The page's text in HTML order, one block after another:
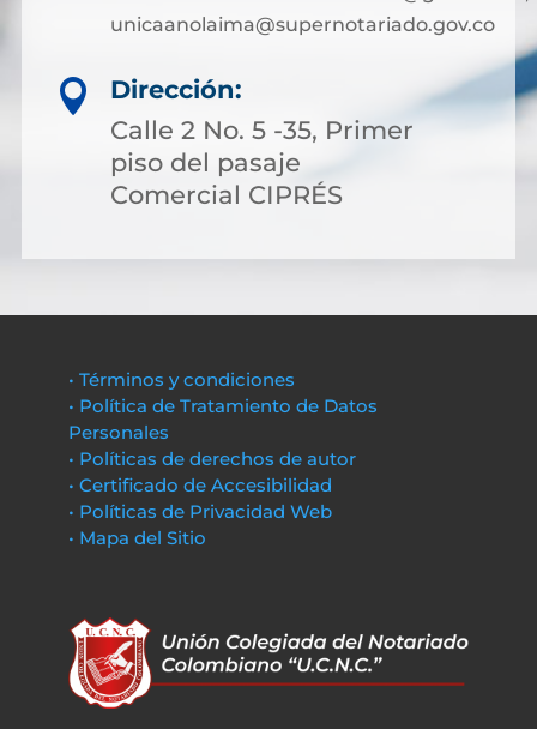
unicaanolaima@supernotariado.gov.co

Dirección:
Calle 2 No. 5 -35, Primer
piso del pasaje
Comercial CIPRÉS
• Términos y condiciones
• Política de Tratamiento de Datos
Personales
• Políticas de derechos de autor
• Certificado de Accesibilidad
• Políticas de Privacidad Web
• Mapa del Sitio